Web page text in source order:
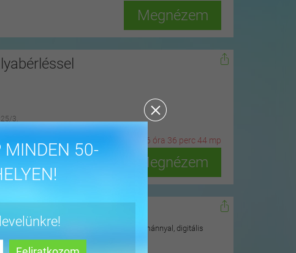
MINDEN 50-
Megnézem
25/3.
6 óra 36 perc42 mp
Megnézem
üléssel, 5 pozícióban állítható kormánnyal, digitális